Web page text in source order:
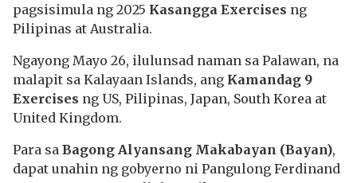
pagsisimula ng 2025 Kasangga Exercises ng
Pilipinas at Australia.
Ngayong Mayo 26, ilulunsad naman sa Palawan, na
malapit sa Kalayaan Islands, ang Kamandag 9
Exercises ng US, Pilipinas, Japan, South Korea at
United Kingdom.
Para sa Bagong Alyansang Makabayan (Bayan),
dapat unahin ng gobyerno ni Pangulong Ferdinand